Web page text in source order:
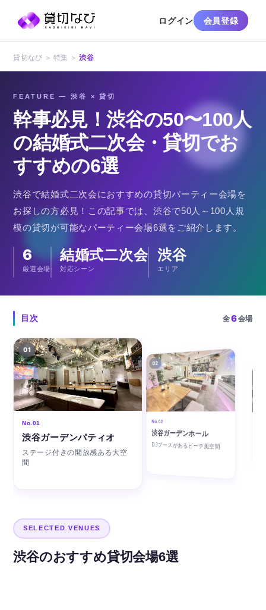
ログイン 会員登録
貸切なび ＞ 特集 ＞渋谷
FEATURE — 渋谷 × 貸切
幹事必見！渋谷の50〜100人
の結婚式二次会・貸切でお
すすめの6選
渋谷で結婚式二次会におすすめの貸切パーティー会場を
お探しの方必見！この記事では、渋谷で50人～100人規
模の貸切が可能なパーティー会場6選をご紹介します。
6
厳選会場
結婚式二次会
対応シーン
渋谷
エリア
目次 全6会場
01
No.01
渋谷ガーデンパティオ
ステージ付きの開放感ある大空
間
02
No.02
渋谷ガーデンホール
DJブースがあるビーチ風空間
SELECTED VENUES
渋谷のおすすめ貸切会場6選